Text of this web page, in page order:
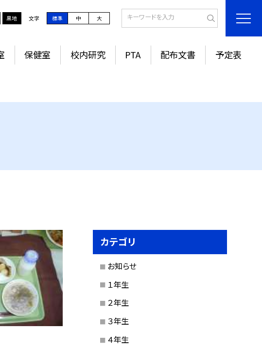
黒地 文字 標準 中 大
保健室 校内研究 PTA 配布文書 予定表
カテゴリ
お知らせ
１年生
２年生
３年生
４年生